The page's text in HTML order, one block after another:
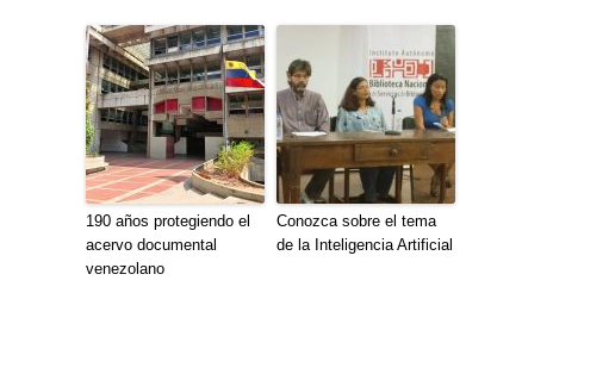
190 años protegiendo el
acervo documental
venezolano
Conozca sobre el tema
de la Inteligencia Artificial